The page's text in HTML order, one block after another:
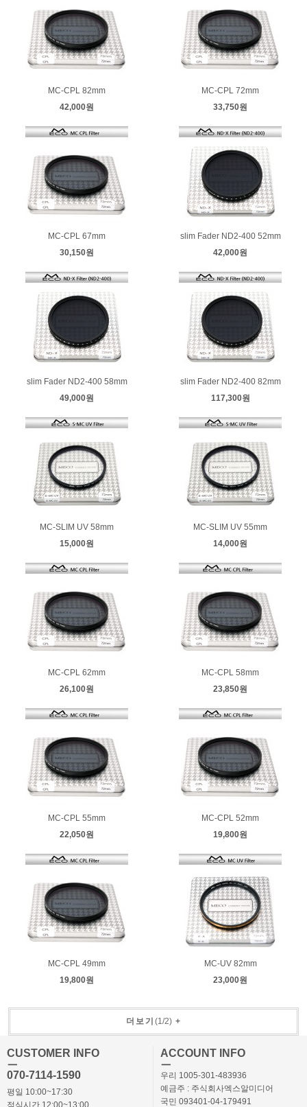
MC-CPL 82mm
42,000원
MC-CPL 72mm
33,750원
MC-CPL 67mm
30,150원
slim Fader ND2-400 52mm
42,000원
slim Fader ND2-400 58mm
49,000원
slim Fader ND2-400 82mm
117,300원
MC-SLIM UV 58mm
15,000원
MC-SLIM UV 55mm
14,000원
MC-CPL 62mm
26,100원
MC-CPL 58mm
23,850원
MC-CPL 55mm
22,050원
MC-CPL 52mm
19,800원
MC-CPL 49mm
19,800원
MC-UV 82mm
23,000원
더보기 (1/2)+
CUSTOMER INFO
ㅡ
070-7114-1590
평일 10:00~17:30
점심시간 12:00~13:00
ACCOUNT INFO
ㅡ
우리 1005-301-483936
예금주 : 주식회사엑스알미디어
국민 093401-04-179491